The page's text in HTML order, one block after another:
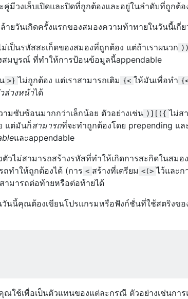
คู่มีวงเล็บเปิดและปิดที่ถูกต้องและอยู่ในลำดับที่ถูกต้อ
ายวันเกิดครั้งแรกของสมองความท้าทายในวันนี้เกี่
ม่เป็นรหัสสะเก็ดของสมองที่ถูกต้อง แต่ถ้าเราผนวก ))
สมบูรณ์ ที่ทำให้การป้อนข้อมูลนี้appendable
>} ไม่ถูกต้อง แต่เราสามารถเติม {< ให้มันเพื่อทำ
ล่วงหน้าได้
มซับซ้อนมากกว่าเล็กน้อย ตัวอย่างเช่น )][({ ไม่ส
แต่มันก็สามารถที่จะทำถูกต้องโดย prepending แล
และappendable
วไม่สามารถสร้างรหัสที่ทำให้เกิดการสะกิดในสมอ
ถทำให้ถูกต้องได้ (การ < สร้างที่เตรียม <(> ไว้และก
ามารถต่อท้ายหรือต่อท้ายได้
นนี้คุณต้องเขียนโปรแกรมหรือฟังก์ชั่นที่ใช้สตริงขอ
ใช้เพื่อเป็นตัวแทนของแต่ละกรณี ตัวอย่างเช่นการ